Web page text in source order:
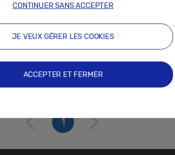
1
CONTINUER SANS ACCEPTER
JE VEUX GÉRER LES COOKIES
ACCEPTER ET FERMER